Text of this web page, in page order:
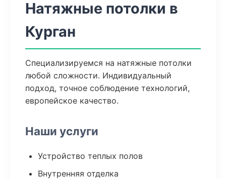
Натяжные потолки в
Курган
Специализируемся на натяжные потолки
любой сложности. Индивидуальный
подход, точное соблюдение технологий,
европейское качество.
Наши услуги
Устройство теплых полов
Внутренняя отделка